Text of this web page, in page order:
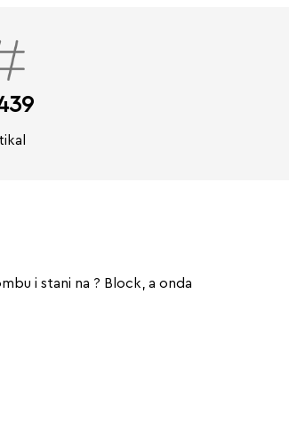
i stani na ? Block, a onda